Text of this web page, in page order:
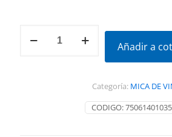
CALIF.
Añadir a
CODIGO:
Categoría: MICA DE